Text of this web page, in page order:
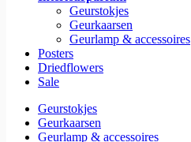
Geurstokjes
Geurkaarsen
Geurlamp & accessoires
Posters
Driedflowers
Sale
Geurstokjes
Geurkaarsen
Geurlamp & accessoires